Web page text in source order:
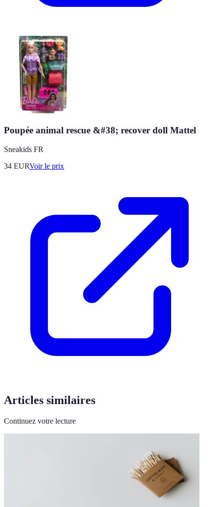
Poupée animal rescue &#38; recover doll Mattel
Sneakids FR
34 EURVoir le prix
Articles similaires
Continuez votre lecture